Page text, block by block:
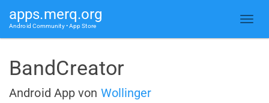
apps.merq.org
Android Community • App Store
BandCreator
Android App von Wollinger